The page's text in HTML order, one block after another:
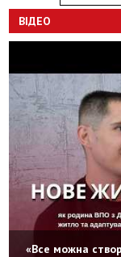
ВІДЕО
«Все можна